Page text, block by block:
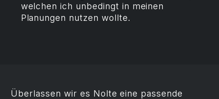
welchen ich unbedingt in meinen
Planungen nutzen wollte.
Überlassen wir es Nolte eine passende